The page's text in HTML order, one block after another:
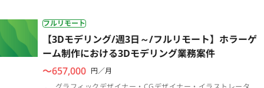
フルリモート
【3Dモデリング/週3日～/フルリモート】ホラーゲ
ーム制作における3Dモデリング業務案件
〜657,000 円／月